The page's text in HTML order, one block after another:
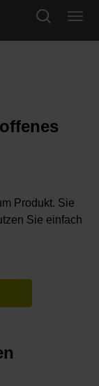
Produkt. Sie
Sie einfach